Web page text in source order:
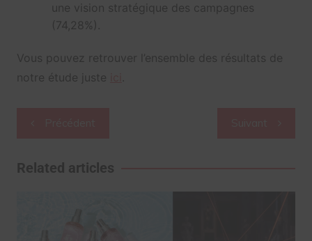
une vision stratégique des campagnes
(74,28%).
Vous pouvez retrouver l’ensemble des résultats de
notre étude juste
l’article
Related articles